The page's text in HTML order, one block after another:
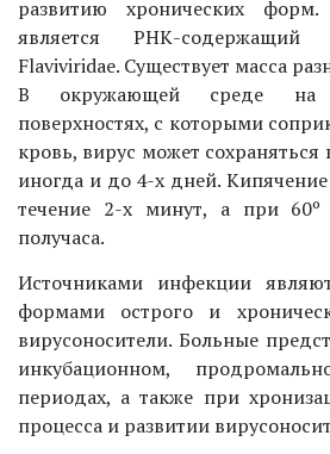
развитию хронических форм.
является РНК-содержащий
Flaviviridaе. Существует масса
В окружающей среде на
поверхностях, с которыми
кровь, вирус может сохраняться
иногда и до 4-х дней.
течение 2-х минут, а при 60º
получаса.
Источниками инфекции
формами острого и
вирусоносители. Больные
инкубационном,
периодах, а также при
процесса и развитии